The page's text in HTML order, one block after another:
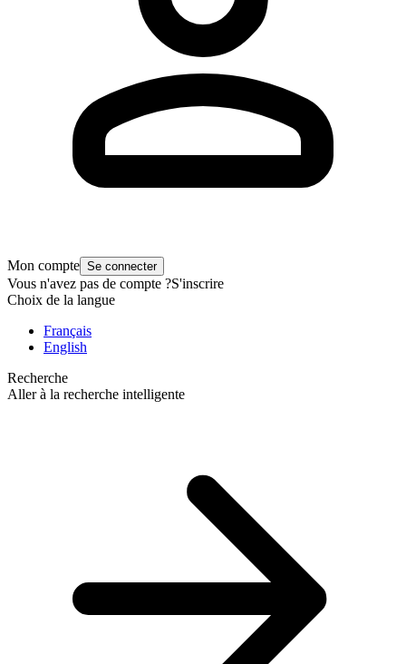
Mon compte Se connecter
Vous n'avez pas de compte ?S'inscrire
Choix de la langue
Français
English
Recherche
Aller à la recherche intelligente